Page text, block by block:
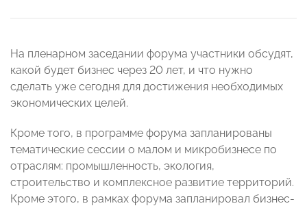
На пленарном заседании форума участники обсудят,
какой будет бизнес через 20 лет, и что нужно
сделать уже сегодня для достижения необходимых
экономических целей.
Кроме того, в программе форума запланированы
тематические сессии о малом и микробизнесе по
отраслям: промышленность, экология,
строительство и комплексное развитие территорий.
Кроме этого, в рамках форума запланировал бизнес-